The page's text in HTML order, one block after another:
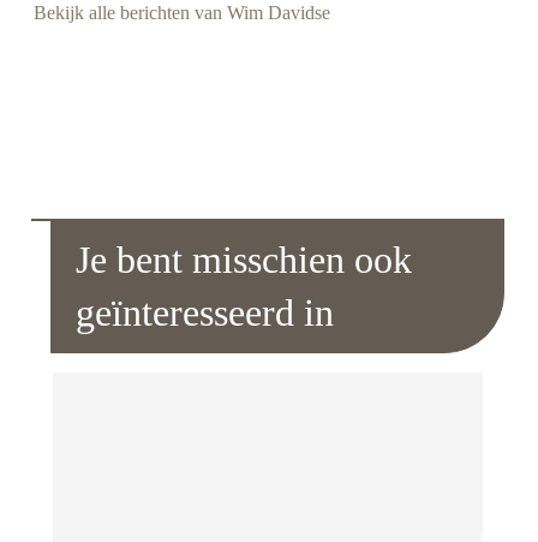
Bekijk alle berichten van Wim Davidse
Je bent misschien ook
geïnteresseerd in